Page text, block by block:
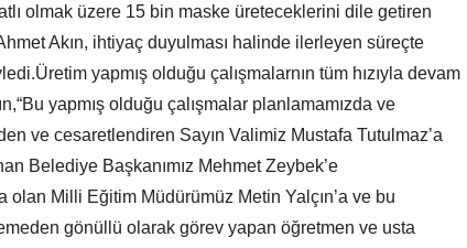
olmak üzere 15 bin maske üreteceklerini dile getiren
Akın, ihtiyaç duyulması halinde ilerleyen süreçte
yapmış olduğu çalışmalarnın tüm hızıyla devam
yapmış olduğu çalışmalar planlamamızda ve
ve cesaretlendiren Sayın Valimiz Mustafa Tutulmaz’a
Belediye Başkanımız Mehmet Zeybek’e
Milli Eğitim Müdürümüz Metin Yalçın’a ve bu
gönüllü olarak görev yapan öğretmen ve usta